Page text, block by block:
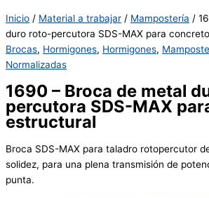
Inicio / Material a trabajar / Mampostería /
duro roto-percutora SDS-MAX para
Brocas, Hormigones, Hormigones,
Normalizadas
1690 – Broca de metal
percutora SDS-MAX
estructural
Broca SDS-MAX para taladro rotopercutor
solidez, para una plena transmisión de
punta.